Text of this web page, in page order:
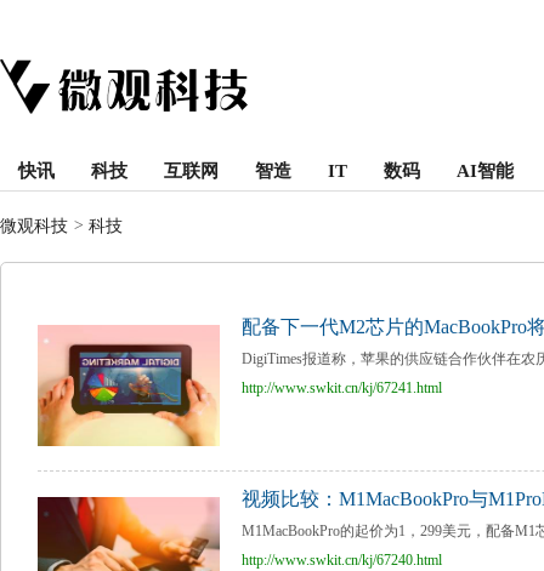
快讯 科技 互联网 智造 IT 数码 AI智能
微观科技 > 科技
配备下一代M2芯片的MacBookPro
DigiTimes报道称，苹果的供应链合作伙伴在农
http://www.swkit.cn/kj/67241.html
视频比较：M1MacBookPro与
M1MacBookPro的起价为1，299美元，配备M1
http://www.swkit.cn/kj/67240.html